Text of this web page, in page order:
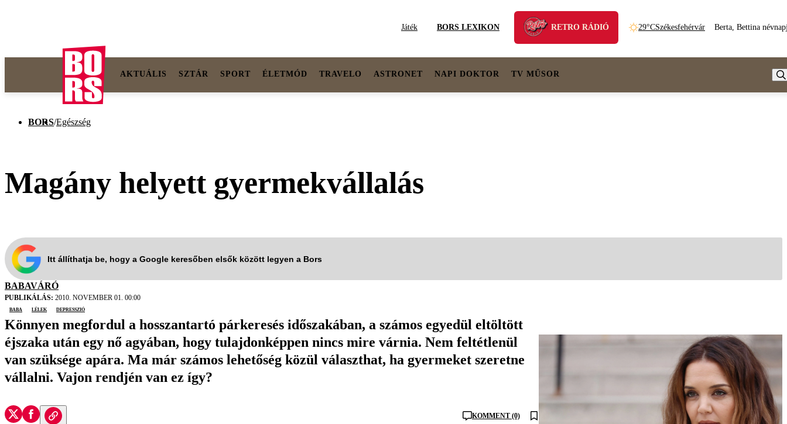
Játék BORS LEXIKON RETRO RÁDIÓ 29°CSzékesfehérvár Berta, Bettina
AKTUÁLIS SZTÁR SPORT ÉLETMÓD TRAVELO ASTRONET NAPI DOKTOR TV MŰSOR
BORS/Egészség
Magány helyett gyermekvállalás
Itt állíthatja be, hogy a Google keresőben elsők között legyen a Bors
BABAVÁRÓ
PUBLIKÁLÁS: 2010. NOVEMBER 01. 00:00
baba
lélek depresszió
Könnyen megfordul a hosszantartó párkeresés időszakában, a számos egyedül eltöltött
éjszaka után egy nő agyában, hogy tulajdonképpen nincs mire várnia. Nem feltétlenül
van szüksége apára. Ma már számos lehetőség közül választhat, ha gyermeket szeretne
vállalni. Vajon rendjén van ez így?
KOMMENT (0)